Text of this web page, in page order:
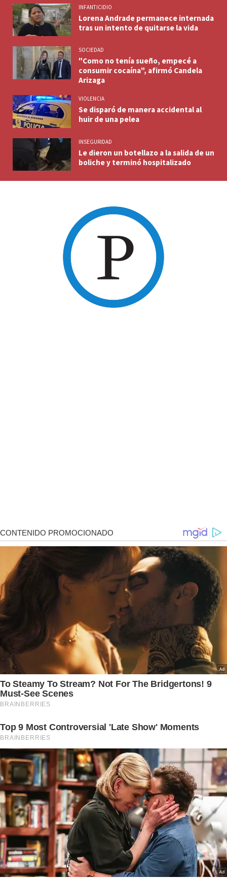
INFANTICIDIO
Lorena Andrade permanece internada
tras un intento de quitarse la vida
SOCIEDAD
"Como no tenía sueño, empecé a
consumir cocaína", afirmó Candela
Arizaga
VIOLENCIA
Se disparó de manera accidental al
huir de una pelea
INSEGURIDAD
Le dieron un botellazo a la salida de un
boliche y terminó hospitalizado